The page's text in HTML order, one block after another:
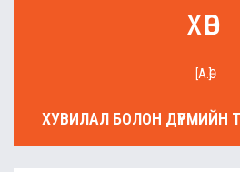
хөв
[А.Ө]
ХУВИЛАЛ БОЛОН ДҮРМИЙН